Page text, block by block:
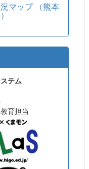
マップ （熊本
テム
育担当